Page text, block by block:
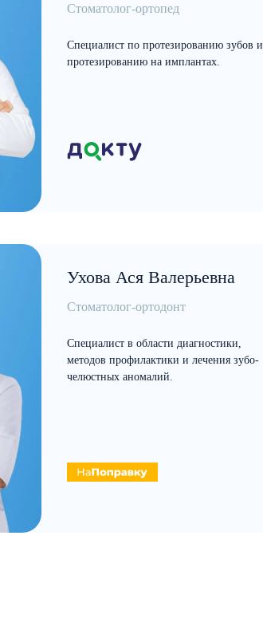
Стоматолог-ортопед
Специалист по протезированию зубов и
протезированию на имплантах.
Ухова Ася Валерьевна
Стоматолог-ортодонт
Специалист в области диагностики,
методов профилактики и лечения зубо-
челюстных аномалий.